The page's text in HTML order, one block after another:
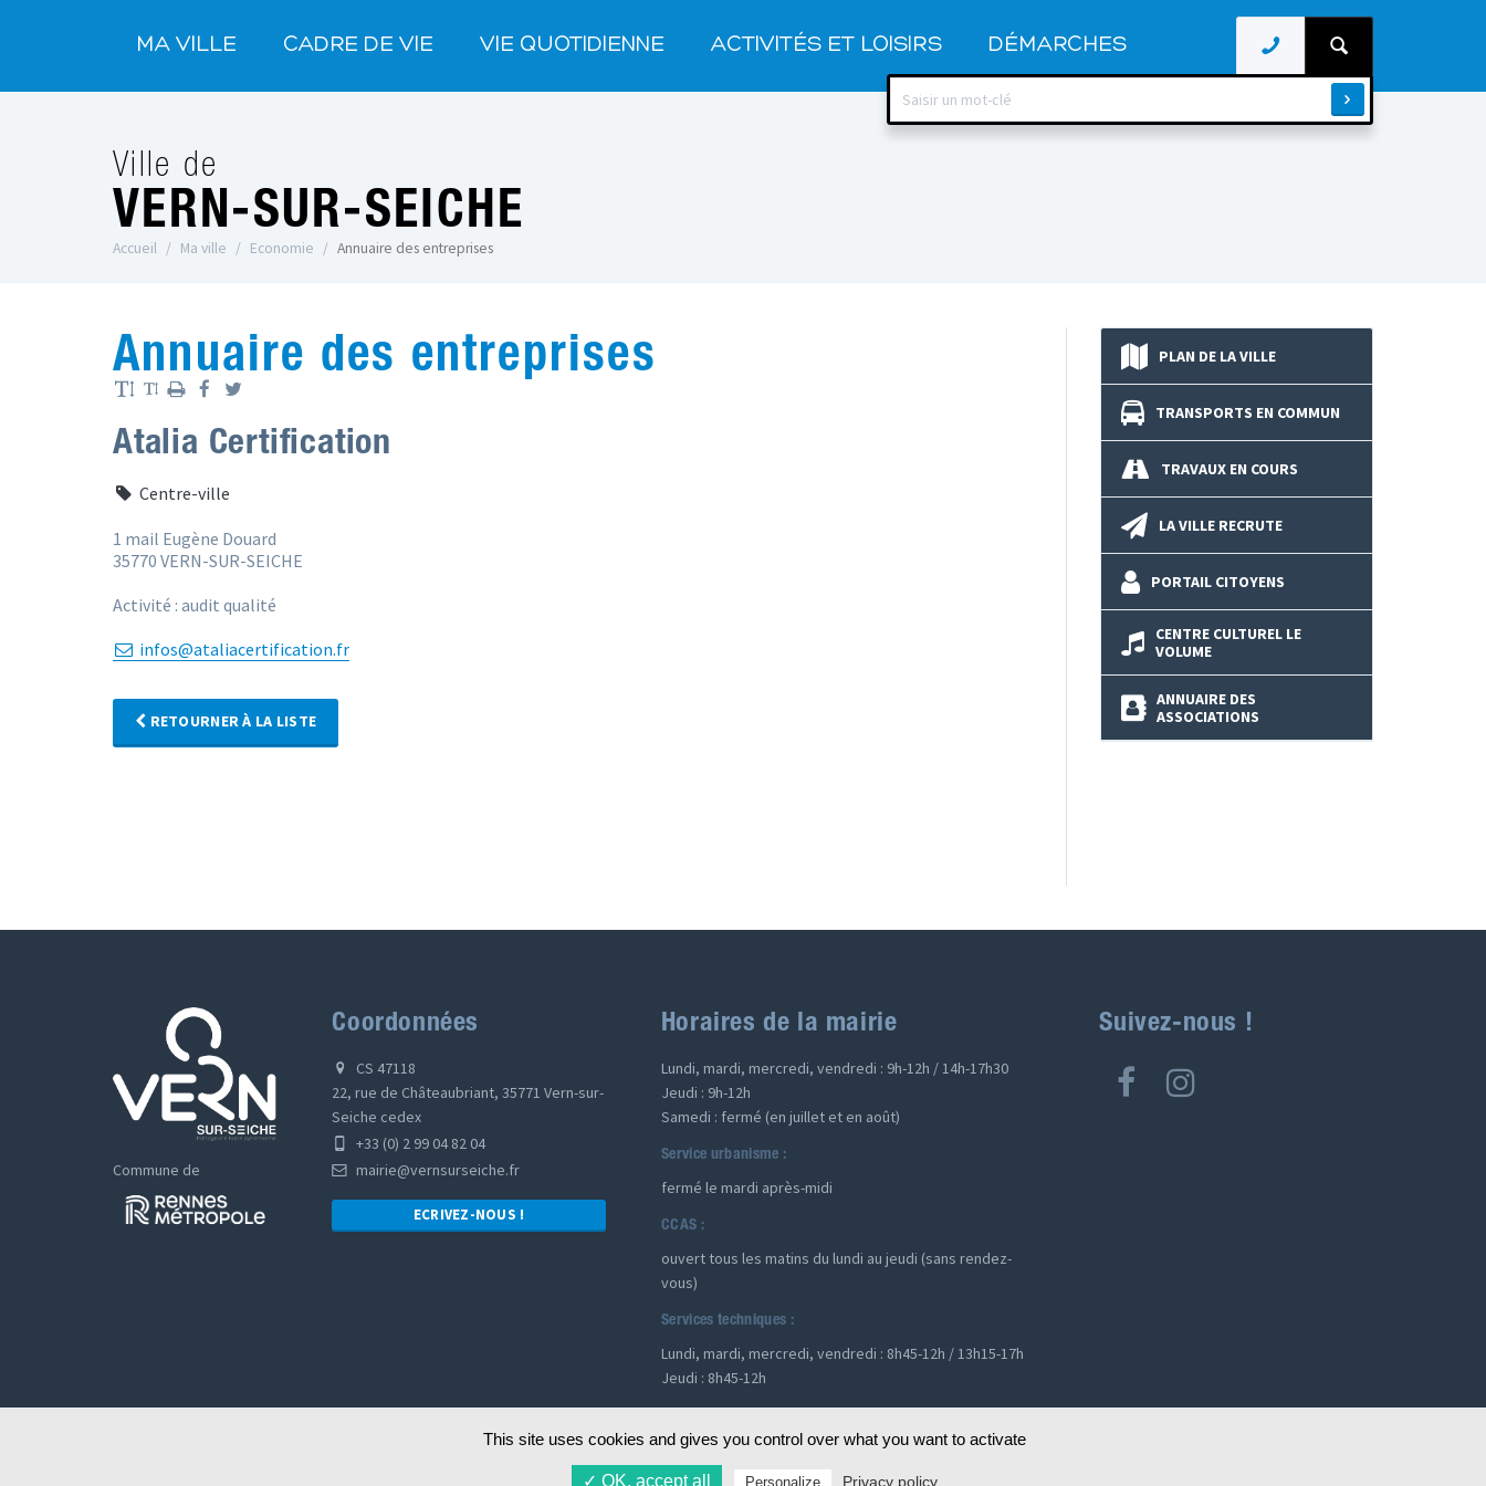
MA VILLE CADRE DE VIE VIE QUOTIDIENNE ACTIVITÉS ET LOISIRS DÉMARCHES
Ville de
VERN-SUR-SEICHE
Accueil Ma ville Economie Annuaire des entreprises
Annuaire des entreprises
Atalia Certification
Centre-ville
1 mail Eugène Douard
35770 VERN-SUR-SEICHE
Activité : audit qualité
infos@ataliacertification.fr
RETOURNER À LA LISTE
PLAN DE LA VILLE
TRANSPORTS EN COMMUN
TRAVAUX EN COURS
LA VILLE RECRUTE
PORTAIL CITOYENS
CENTRE CULTUREL LE
VOLUME
ANNUAIRE DES
ASSOCIATIONS
Commune de
Coordonnées
CS 47118
22, rue de Châteaubriant, 35771 Vern-sur-
Seiche cedex
+33 (0) 2 99 04 82 04
mairie@vernsurseiche.fr
ECRIVEZ-NOUS !
Horaires de la mairie
Lundi, mardi, mercredi, vendredi : 9h-12h / 14h-17h30
Jeudi : 9h-12h
Samedi : fermé (en juillet et en août)
Service urbanisme :
fermé le mardi après-midi
CCAS :
ouvert tous les matins du lundi au jeudi (sans rendez-
vous)
Services techniques :
Lundi, mardi, mercredi, vendredi : 8h45-12h / 13h15-17h
Jeudi : 8h45-12h
Suivez-nous !
This site uses cookies and gives you control over what you want to activate
✓ OK, accept all Personalize Privacy policy